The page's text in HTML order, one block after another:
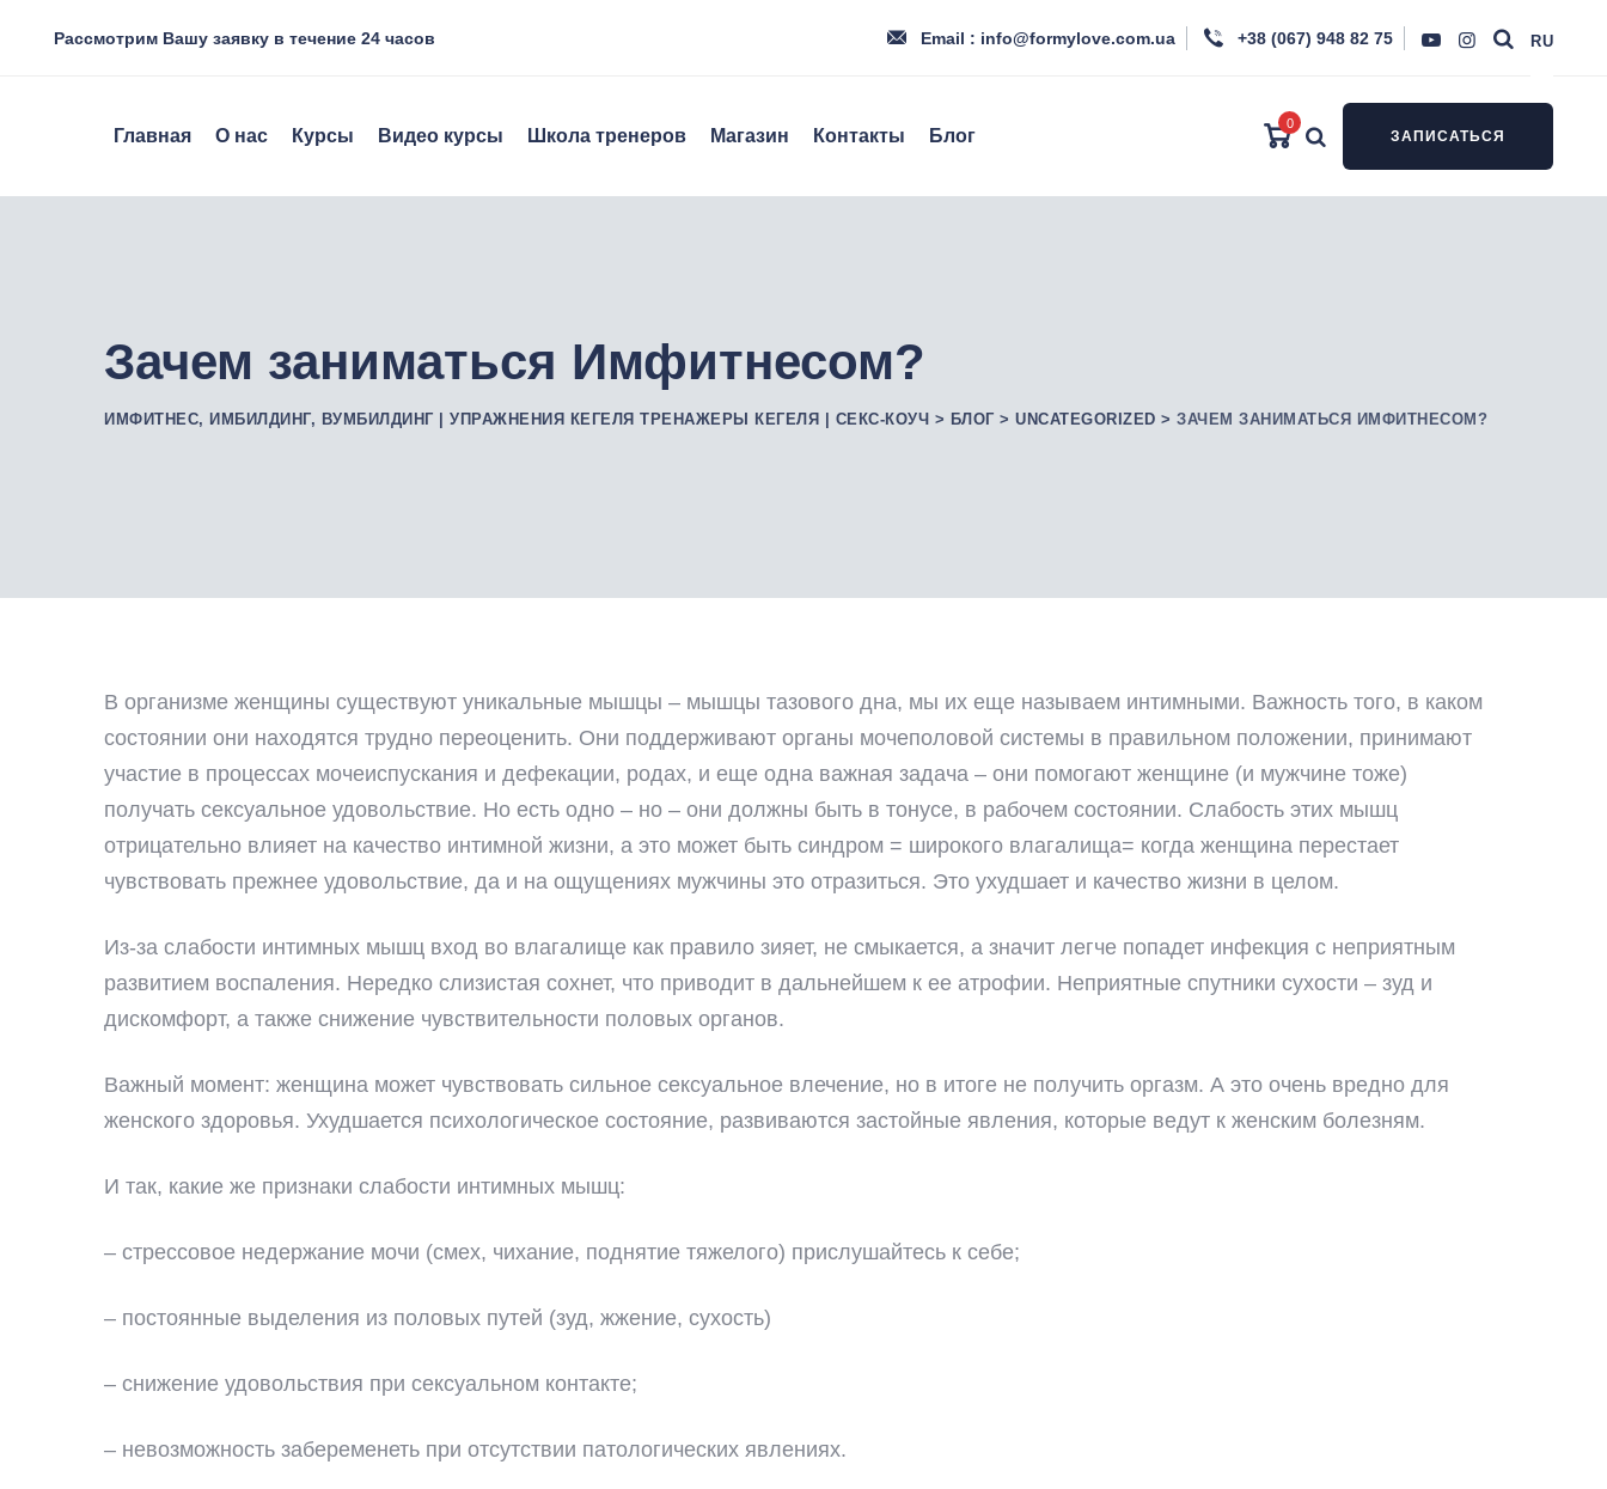
Рассмотрим Вашу заявку в течение 24 часов Email : info@formylove.com.ua +38 (067) 948 82 75 RU
Главная О нас Курсы Видео курсы Школа тренеров Магазин Контакты Блог
0
ЗАПИСАТЬСЯ
Зачем заниматься Имфитнесом?
ИМФИТНЕС, ИМБИЛДИНГ, ВУМБИЛДИНГ | УПРАЖНЕНИЯ КЕГЕЛЯ ТРЕНАЖЕРЫ КЕГЕЛЯ | СЕКС-КОУЧ > БЛОГ > UNCATEGORIZED > ЗАЧЕМ ЗАНИМАТЬСЯ ИМФИТНЕСОМ?
В организме женщины существуют уникальные мышцы – мышцы тазового дна, мы их еще называем интимными. Важность того, в каком
состоянии они находятся трудно переоценить. Они поддерживают органы мочеполовой системы в правильном положении, принимают
участие в процессах мочеиспускания и дефекации, родах, и еще одна важная задача – они помогают женщине (и мужчине тоже)
получать сексуальное удовольствие. Но есть одно – но – они должны быть в тонусе, в рабочем состоянии. Слабость этих мышц
отрицательно влияет на качество интимной жизни, а это может быть синдром = широкого влагалища= когда женщина перестает
чувствовать прежнее удовольствие, да и на ощущениях мужчины это отразиться. Это ухудшает и качество жизни в целом.
Из-за слабости интимных мышц вход во влагалище как правило зияет, не смыкается, а значит легче попадет инфекция с неприятным
развитием воспаления. Нередко слизистая сохнет, что приводит в дальнейшем к ее атрофии. Неприятные спутники сухости – зуд и
дискомфорт, а также снижение чувствительности половых органов.
Важный момент: женщина может чувствовать сильное сексуальное влечение, но в итоге не получить оргазм. А это очень вредно для
женского здоровья. Ухудшается психологическое состояние, развиваются застойные явления, которые ведут к женским болезням.
И так, какие же признаки слабости интимных мышц:
– стрессовое недержание мочи (смех, чихание, поднятие тяжелого) прислушайтесь к себе;
– постоянные выделения из половых путей (зуд, жжение, сухость)
– снижение удовольствия при сексуальном контакте;
– невозможность забеременеть при отсутствии патологических явлениях.